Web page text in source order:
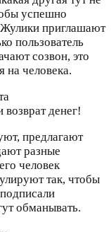
успешно
приглашают
пользователь
созвон, это
на человека.
предлагают
разные
человек
так, чтобы
обманывать.